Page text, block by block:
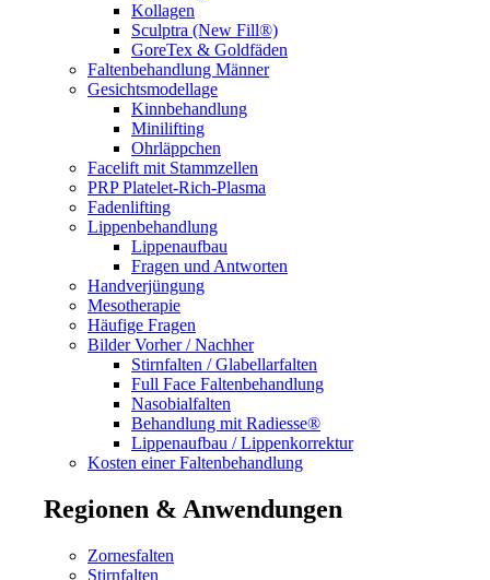
Kollagen
Sculptra (New Fill®)
GoreTex & Goldfäden
Faltenbehandlung Männer
Gesichtsmodellage
Kinnbehandlung
Minilifting
Ohrläppchen
Facelift mit Stammzellen
PRP Platelet-Rich-Plasma
Fadenlifting
Lippenbehandlung
Lippenaufbau
Fragen und Antworten
Handverjüngung
Mesotherapie
Häufige Fragen
Bilder Vorher / Nachher
Stirnfalten / Glabellarfalten
Full Face Faltenbehandlung
Nasobialfalten
Behandlung mit Radiesse®
Lippenaufbau / Lippenkorrektur
Kosten einer Faltenbehandlung
Regionen & Anwendungen
Zornesfalten
Stirnfalten